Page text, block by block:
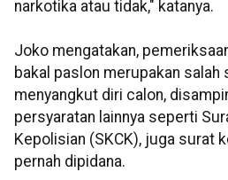
narkotika atau tidak," katanya.
Joko mengatakan,
bakal paslon merupakan salah
menyangkut diri calon,
persyaratan lainnya seperti
Kepolisian (SKCK), juga surat
pernah dipidana.